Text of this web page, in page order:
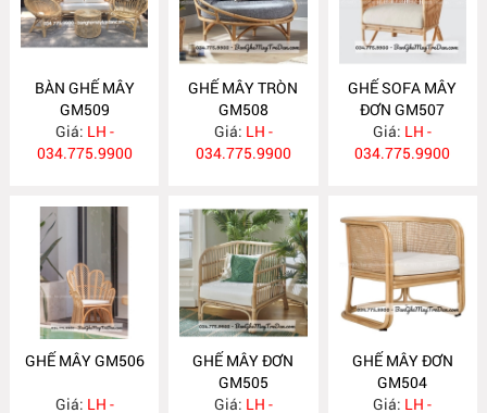
BÀN GHẾ MÂY
GM509
Giá: LH -
034.775.9900
GHẾ MÂY TRÒN
GM508
Giá: LH -
034.775.9900
GHẾ SOFA MÂY
ĐƠN GM507
Giá: LH -
034.775.9900
GHẾ MÂY GM506
Giá: LH -
GHẾ MÂY ĐƠN
GM505
Giá: LH -
GHẾ MÂY ĐƠN
GM504
Giá: LH -